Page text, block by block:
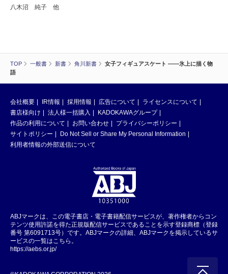
TOP 一般書 新書 角川新書
女子フィギュアスケート ――氷上に描く物
語
八木沼 純子 他
会社概要 IR情報 採用情報 広告について
ライセンスについて
書店様向け
法人様一括購入
KADOKAWAグループ
作品の利用について
お問い合わせ
プライバシーポリシー
サイトポリシー
Do Not Sell or Share My Personal Information
利用者情報の外部送信について
ABJマークは、この電子書店・電子書籍配信サービスが、著作権者からコン
テンツ使用許諾を得た正規版配信サービスであることを示す登録商標（登録
番号 第6091713号）です。ABJマークの詳細、ABJマークを掲示しているサ
ービスの一覧はこちら。
https://aebs.or.jp/